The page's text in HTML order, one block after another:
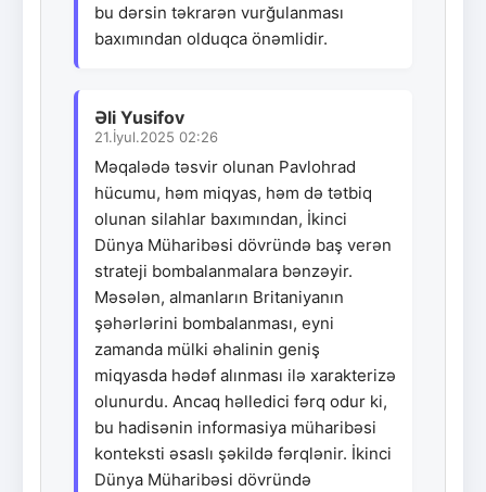
bu dərsin təkrarən vurğulanması
baxımından olduqca önəmlidir.
Əli Yusifov
21.İyul.2025 02:26
Məqalədə təsvir olunan Pavlohrad
hücumu, həm miqyas, həm də tətbiq
olunan silahlar baxımından, İkinci
Dünya Müharibəsi dövründə baş verən
strateji bombalanmalara bənzəyir.
Məsələn, almanların Britaniyanın
şəhərlərini bombalanması, eyni
zamanda mülki əhalinin geniş
miqyasda hədəf alınması ilə xarakterizə
olunurdu. Ancaq həlledici fərq odur ki,
bu hadisənin informasiya müharibəsi
konteksti əsaslı şəkildə fərqlənir. İkinci
Dünya Müharibəsi dövründə